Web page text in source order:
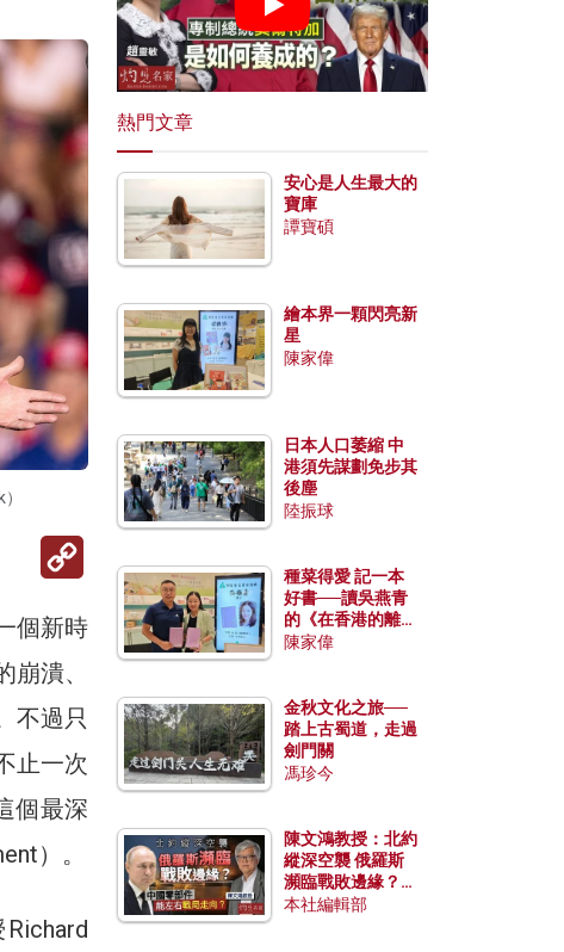
個新時
潰、
不過只
止一次
個最深
）。
熱門文章
安心是人生最大的
寶庫
譚寶碩
繪本界一顆閃亮新
星
陳家偉
日本人口萎縮 中
港須先謀劃免步其
後塵
陸振球
種菜得愛 記一本
好書──讀吳燕青
的《在香港的離島
種菜》
陳家偉
金秋文化之旅──
踏上古蜀道，走過
劍門關
馮珍今
陳文鴻教授：北約
縱深空襲 俄羅斯
瀕臨戰敗邊緣？中
國零部件能左右戰
本社編輯部